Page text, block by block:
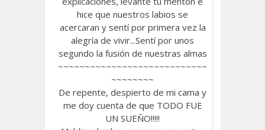
hice que nuestros labios se
acercaran y sentí por primera vez la
alegría de vivir...Sentí por unos
segundo la fusión de nuestras almas
~~~~~~~~~~~~~~~~~~~~~~~~~~~~
~~~~~~~~
De repente, despierto de mi cama y
me doy cuenta de que TODO FUE
UN SUEÑO!!!!!